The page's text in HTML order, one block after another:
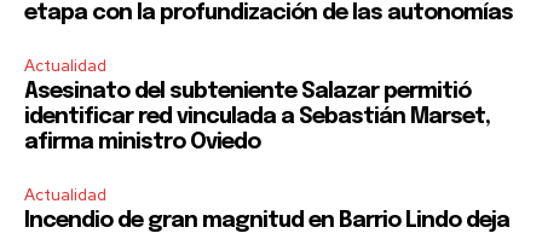
etapa con la profundización de las autonomías
Actualidad
Asesinato del subteniente Salazar permitió
identificar red vinculada a Sebastián Marset,
afirma ministro Oviedo
Actualidad
Incendio de gran magnitud en Barrio Lindo deja